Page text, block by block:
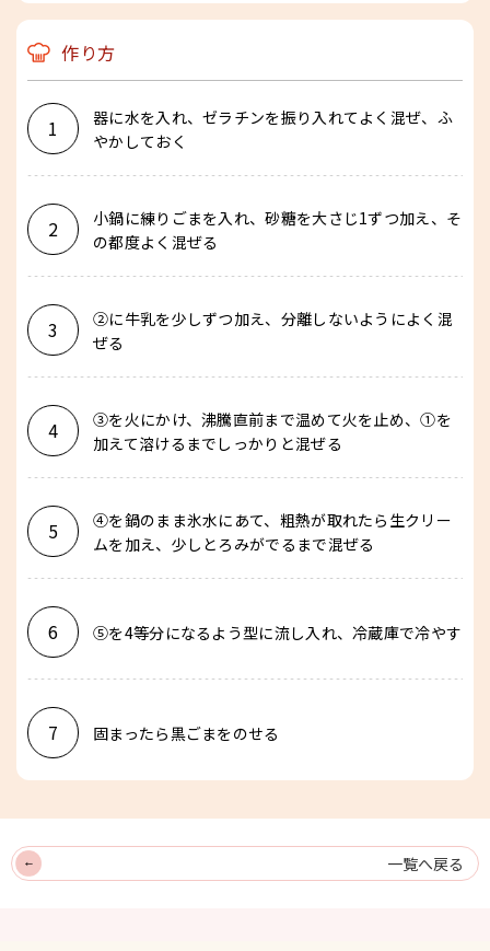
作り方
1
器に水を入れ、ゼラチンを振り入れてよく混ぜ、ふ
やかしておく
2
小鍋に練りごまを入れ、砂糖を大さじ1ずつ加え、そ
の都度よく混ぜる
3
②に牛乳を少しずつ加え、分離しないようによく混
ぜる
4
③を火にかけ、沸騰直前まで温めて火を止め、①を
加えて溶けるまでしっかりと混ぜる
5
④を鍋のまま氷水にあて、粗熱が取れたら生クリー
ムを加え、少しとろみがでるまで混ぜる
6 ⑤を4等分になるよう型に流し入れ、冷蔵庫で冷やす
7 固まったら黒ごまをのせる
一覧へ戻る